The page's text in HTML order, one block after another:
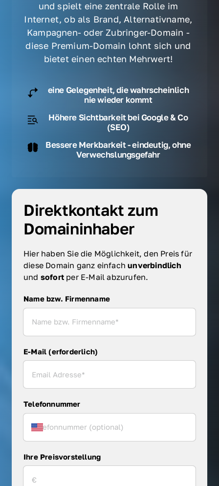
und spielt eine zentrale Rolle im
Internet, ob als Brand, Alternativname,
Kampagnen- oder Zubringer-Domain -
diese Premium-Domain lohnt sich und
bietet einen echten Mehrwert!
eine Gelegenheit, die wahrscheinlich
nie wieder kommt
Höhere Sichtbarkeit bei Google & Co
(SEO)
Bessere Merkbarkeit - eindeutig, ohne
Verwechslungsgefahr
Direktkontakt zum
Domaininhaber
Hier haben Sie die Möglichkeit, den Preis für
diese Domain ganz einfach
und sofort per E-Mail abzurufen.
Name bzw. Firmenname
Name bzw. Firmenname
E-Mail (erforderlich)
Telefonnummer
Ihre Preisvorstellung